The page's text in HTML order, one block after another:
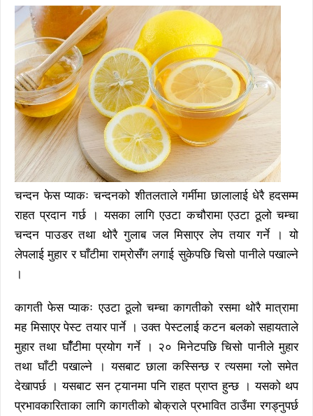
चन्दन फेस प्याकः चन्दनको शीतलताले गर्मीमा छालालाई धेरै हदसम्म
राहत प्रदान गर्छ । यसका लागि एउटा कचौरामा एउटा ठूलो चम्चा
चन्दन पाउडर तथा थोरै गुलाब जल मिसाएर लेप तयार गर्ने । यो
लेपलाई मुहार र घाँटीमा राम्रोसँग लगाई सुकेपछि चिसो पानीले पखाल्ने
।
कागती फेस प्याकः एउटा ठूलो चम्चा कागतीको रसमा थोरै मात्रामा
मह मिसाएर पेस्ट तयार पार्ने । उक्त पेस्टलाई कटन बलको सहायताले
मुहार तथा घाँँटीमा प्रयोग गर्ने । २० मिनेटपछि चिसो पानीले मुहार
तथा घाँटी पखाल्ने । यसबाट छाला कस्सिन्छ र त्यसमा ग्लो समेत
देखापर्छ । यसबाट सन ट्यानमा पनि राहत प्राप्त हुन्छ । यसको थप
प्रभावकारिताका लागि कागतीको बोक्राले प्रभावित ठाउँमा रगड्नुपर्छ